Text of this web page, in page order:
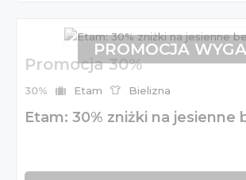
Promocja 30%
30% Etam Bielizna
Etam: 30% zniżki na jesienne
PROMOCJA